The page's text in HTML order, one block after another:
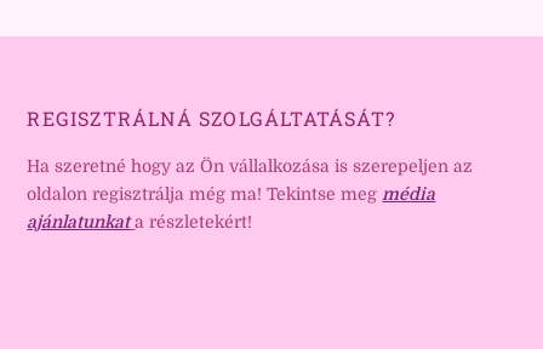
REGISZTRÁLNÁ SZOLGÁLTATÁSÁT?
Ha szeretné hogy az Ön vállalkozása is szerepeljen az
oldalon regisztrálja még ma! Tekintse megmédia
ajánlatunkat a részletekért!